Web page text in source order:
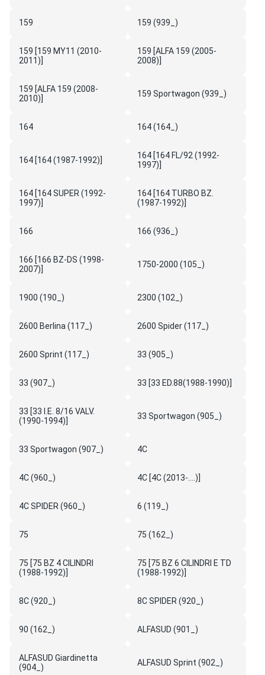
159 159 (939_)
159 [159 MY11 (2010-
2011)]
159 [ALFA 159 (2005-
2008)]
159 [ALFA 159 (2008-
2010)]
159 Sportwagon (939_)
164 164 (164_)
164 [164 (1987-1992)]
164 [164 FL/92 (1992-
1997)]
164 [164 SUPER (1992-
1997)]
164 [164 TURBO BZ.
(1987-1992)]
166 166 (936_)
166 [166 BZ-DS (1998-
2007)]
1750-2000 (105_)
1900 (190_) 2300 (102_)
2600 Berlina (117_) 2600 Spider (117_)
2600 Sprint (117_) 33 (905_)
33 (907_) 33 [33 ED.88(1988-1990)]
33 [33 I.E. 8/16 VALV.
(1990-1994)]
33 Sportwagon (905_)
33 Sportwagon (907_) 4C
4C (960_) 4C [4C (2013-....)]
4C SPIDER (960_) 6 (119_)
75 75 (162_)
75 [75 BZ 4 CILINDRI
(1988-1992)]
75 [75 BZ 6 CILINDRI E TD
(1988-1992)]
8C (920_) 8C SPIDER (920_)
90 (162_) ALFASUD (901_)
ALFASUD Giardinetta
(904_)
ALFASUD Sprint (902_)